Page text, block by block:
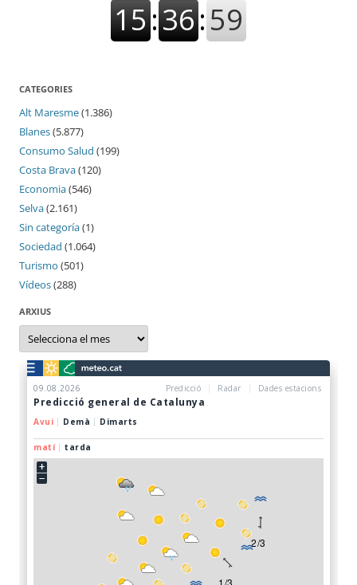
CATEGORIES
Alt Maresme(1.386)
Blanes(5.877)
Consumo Salud (199)
Costa Brava(120)
Economia(546)
Selva(2.161)
Sin categoría(1)
Sociedad (1.064)
Turismo (501)
Vídeos(288)
ARXIUS
Arxius